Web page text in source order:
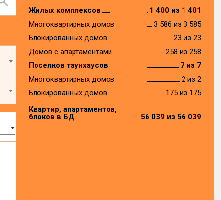
Жилых комплексов
1 400 из 1 401
Многоквартирных домов
3 586 из 3 585
Блокированных домов
23 из 23
Домов с апартаментами
258 из 258
Поселков таунхаусов
7 из 7
Многоквартирных домов
2 из 2
Блокированных домов
175 из 175
Квартир, апартаментов,
блоков в БД
56 039 из 56 039